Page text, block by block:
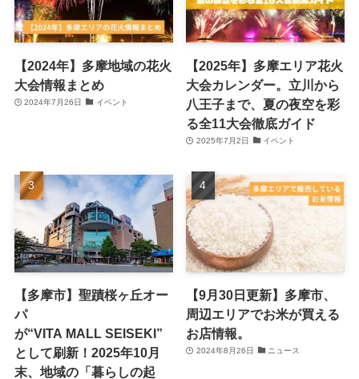
【2024年】多摩地域の花火
大会情報まとめ
2024年7月26日 イベント
【2025年】多摩エリア花火
大会カレンダー。立川から
八王子まで、夏の夜空を彩
る全11大会徹底ガイド
2025年7月2日 イベント
【多摩市】聖蹟桜ヶ丘オー
パ
が“VITA MALL SEISEKI”
として刷新！2025年10月
末、地域の「暮らしの起
【9月30日更新】多摩市、
周辺エリアでお米が買える
お店情報。
2024年8月26日 ニュース